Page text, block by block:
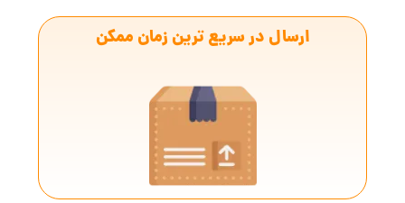
ارسال در سریع ترین زمان ممکن